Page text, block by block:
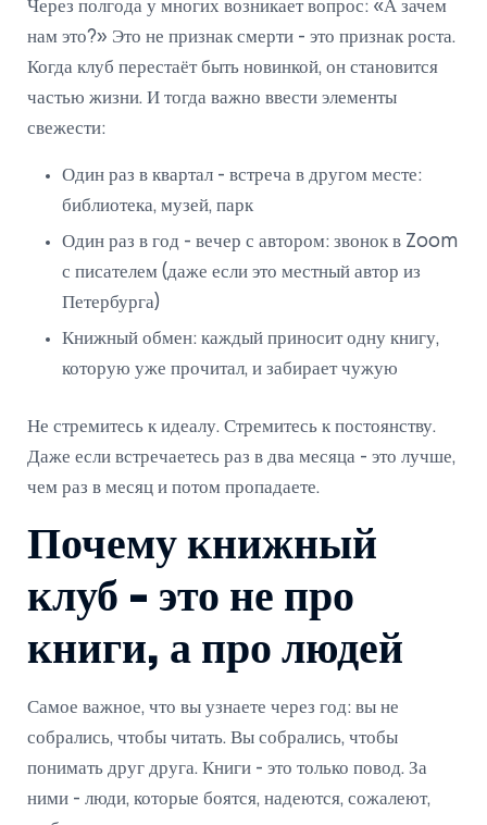
Через полгода у многих возникает вопрос: «А зачем
нам это?» Это не признак смерти - это признак роста.
Когда клуб перестаёт быть новинкой, он становится
частью жизни. И тогда важно ввести элементы
свежести:
Один раз в квартал - встреча в другом месте:
библиотека, музей, парк
Один раз в год - вечер с автором: звонок в Zoom
с писателем (даже если это местный автор из
Петербурга)
Книжный обмен: каждый приносит одну книгу,
которую уже прочитал, и забирает чужую
Не стремитесь к идеалу. Стремитесь к постоянству.
Даже если встречаетесь раз в два месяца - это лучше,
чем раз в месяц и потом пропадаете.
Почему книжный
клуб - это не про
книги, а про людей
Самое важное, что вы узнаете через год: вы не
собрались, чтобы читать. Вы собрались, чтобы
понимать друг друга. Книги - это только повод. За
ними - люди, которые боятся, надеются, сожалеют,